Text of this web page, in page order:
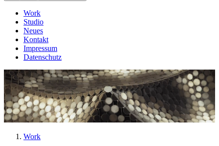
Work
Studio
Neues
Kontakt
Impressum
Datenschutz
Work